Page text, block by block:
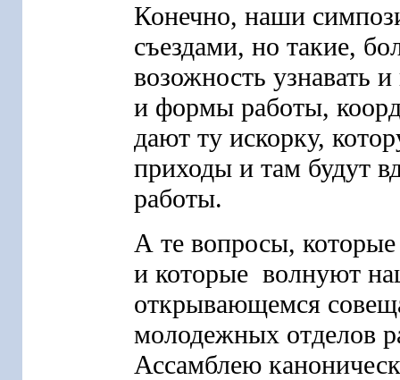
Конечно, наши
съездами, но такие,
возожность узнавать
и формы работы,
дают ту искорку,
приходы и там будут
работы.
А те вопросы,
и которые волнуют
открывающемся
молодежных отделов
Ассамблею